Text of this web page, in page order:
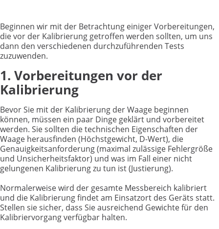
Beginnen wir mit der Betrachtung einiger Vorbereitungen,
die vor der Kalibrierung getroffen werden sollten, um uns
dann den verschiedenen durchzuführenden Tests
zuzuwenden.
1. Vorbereitungen vor der
Kalibrierung
Bevor Sie mit der Kalibrierung der Waage beginnen
können, müssen ein paar Dinge geklärt und vorbereitet
werden. Sie sollten die technischen Eigenschaften der
Waage herausfinden (Höchstgewicht, D-Wert), die
Genauigkeitsanforderung (maximal zulässige Fehlergröße
und Unsicherheitsfaktor) und was im Fall einer nicht
gelungenen Kalibrierung zu tun ist (Justierung).
Normalerweise wird der gesamte Messbereich kalibriert
und die Kalibrierung findet am Einsatzort des Geräts statt.
Stellen sie sicher, dass Sie ausreichend Gewichte für den
Kalibriervorgang verfügbar halten.